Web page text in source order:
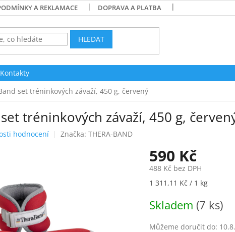
A REKLAMACE DOPRAVA A PLATBA
HLEDAT
Kontakty
set tréninkových závaží, 450 g, červený
tréninkových závaží, 450 g,
hodnocení Značka: THERA-BAND
590 Kč
488 Kč bez DPH
Měrná
1 311,11 Kč / 1 kg
Skladem (7 ks)
Můžeme doručit do: